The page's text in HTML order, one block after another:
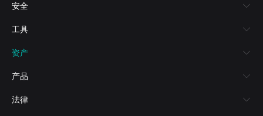
Deutsch
繁體中文
Bahasa Indonesia
ภาษาไทย
العربية
हिन्दी
安全
工具
资产
产品
法律